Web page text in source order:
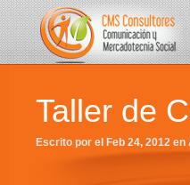
Taller de
Escrito por el Feb 24, 2012 en